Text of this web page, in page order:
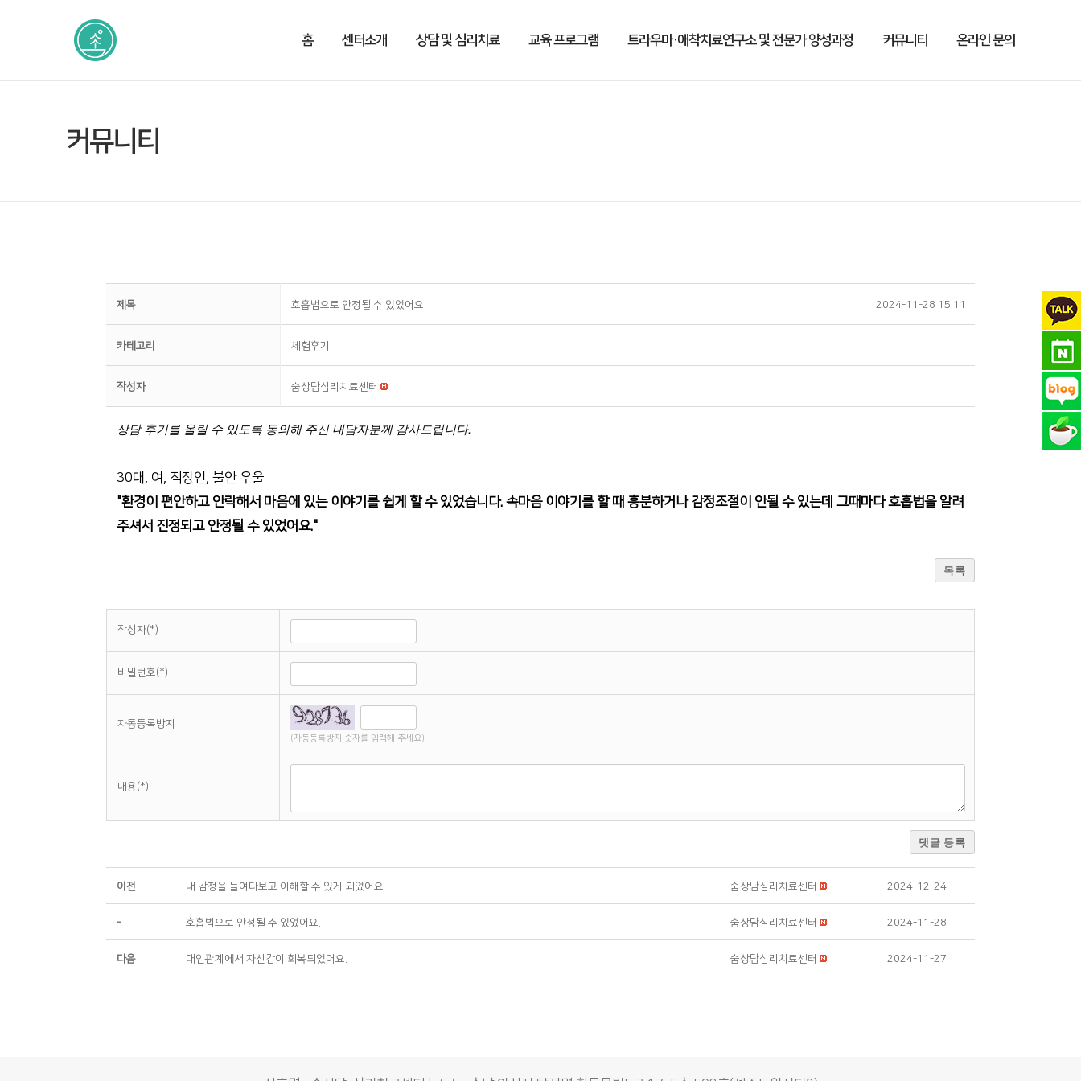
홈 센터소개 상담 및 심리치료 교육 프로그램 트라우마·애착치료연구소 및 전문가 양성과정 커뮤니티 온라인 문의
커뮤니티
제목 호흡법으로 안정될 수 있었어요. 2024-11-28 15:11
카테고리 체험후기
작성자 숨상담심리치료센터
상담 후기를 올릴 수 있도록 동의해 주신 내담자분께 감사드립니다.
30대, 여, 직장인, 불안 우울
"환경이 편안하고 안락해서 마음에 있는 이야기를 쉽게 할 수 있었습니다. 속마음 이야기를 할 때 흥분하거나 감정조절이 안될 수 있는데 그때마다 호흡법을 알려
주셔서 진정되고 안정될 수 있었어요."
목록
작성자(*)
비밀번호(*)
자동등록방지
(자동등록방지 숫자를 입력해 주세요)
내용(*)
댓글 등록
이전 내 감정을 들여다보고 이해할 수 있게 되었어요. 숨상담심리치료센터 2024-12-24
- 호흡법으로 안정될 수 있었어요. 숨상담심리치료센터 2024-11-28
다음 대인관계에서 자신감이 회복되었어요. 숨상담심리치료센터 2024-11-27